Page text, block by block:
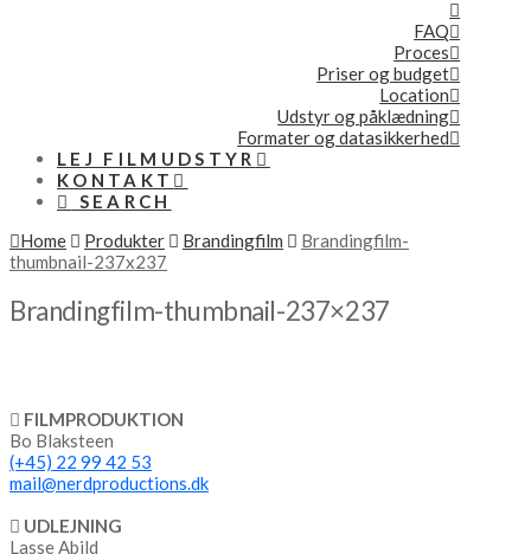
FAQ
Proces
Priser og budget
Location
Udstyr og påklædning
Formater og datasikkerhed
LEJ FILMUDSTYR
KONTAKT
SEARCH
Home
Produkter Brandingfilm
Brandingfilm-
thumbnail-237x237
Brandingfilm-thumbnail-237×237
FILMPRODUKTION
Bo Blaksteen
(+45) 22 99 42 53
mail@nerdproductions.dk
UDLEJNING
Lasse Abild